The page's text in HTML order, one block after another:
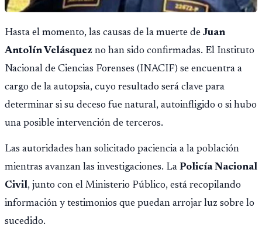
Hasta el momento, las causas de la muerte de Juan
Antolín Velásquez no han sido confirmadas. El Instituto
Nacional de Ciencias Forenses (INACIF) se encuentra a
cargo de la autopsia, cuyo resultado será clave para
determinar si su deceso fue natural, autoinfligido o si hubo
una posible intervención de terceros.
Las autoridades han solicitado paciencia a la población
mientras avanzan las investigaciones. La Policía Nacional
Civil, junto con el Ministerio Público, está recopilando
información y testimonios que puedan arrojar luz sobre lo
sucedido.